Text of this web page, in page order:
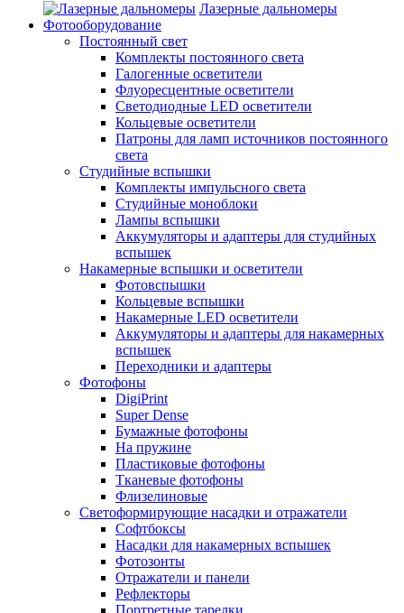
Лазерные дальномеры
Фотооборудование
Постоянный свет
Комплекты постоянного света
Галогенные осветители
Флуоресцентные осветители
Светодиодные LED осветители
Кольцевые осветители
Патроны для ламп источников постоянного
света
Студийные вспышки
Комплекты импульсного света
Студийные моноблоки
Лампы вспышки
Аккумуляторы и адаптеры для студийных
вспышек
Накамерные вспышки и осветители
Фотовспышки
Кольцевые вспышки
Накамерные LED осветители
Аккумуляторы и адаптеры для накамерных
вспышек
Переходники и адаптеры
Фотофоны
DigiPrint
Super Dense
Бумажные фотофоны
На пружине
Пластиковые фотофоны
Тканевые фотофоны
Флизелиновые
Светоформирующие насадки и отражатели
Софтбоксы
Насадки для накамерных вспышек
Фотозонты
Отражатели и панели
Рефлекторы
Портретные тарелки